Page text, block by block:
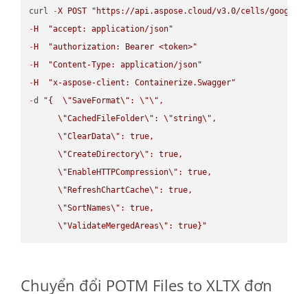
curl
-X POST
"https://api.aspose.cloud/v3.0/cells/
- H
"accept: application/json"
- H
"authorization: Bearer <token>"
- H
"Content-Type: application/json"
- H
"x-aspose-client: Containerize.Swagger"
-d "{ \"SaveFormat\" : \"\" ,
\"CachedFileFolder\" : \"string\" ,
\"ClearData\" : true,
\"CreateDirectory\" : true,
\" EnableHTTPCompression\" : true,
\" RefreshChartCache\" : true,
\"SortNames\" : true,
\"ValidateMergedAreas\" : true}"
Chuyển đổi POTM Files to XLTX đơn